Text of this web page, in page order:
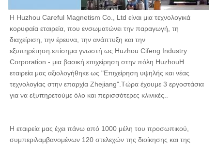
107 12 × 4 × 6 12±0.4 4±0.3
108 12 × 4 × 7 4±0.3
109 12×4,5×8 12±0.4 4.5±0.3
110 12×5×4.75 12±0.4 5±0.3
12x5x5.6 12±0.4 5±0.3
113 12 × 5 × 6.5 12±0.4 5±0.3
Η Huzhou Careful Magnetism Co., Ltd είναι μια τεχνολογικά
κορυφαία εταιρεία, που ενσωματώνει την παραγωγή, τη
διαχείριση, την έρευνα, την ανάπτυξη και την
εξυπηρέτηση.επίσημα γνωστή ως Huzhou Cifeng Industry
Corporation - μια βασική επιχείρηση στην πόλη HuzhouΗ
εταιρεία μας αξιολογήθηκε ως "Επιχείρηση υψηλής και νέας
τεχνολογίας στην επαρχία Zhejiang".Τώρα έχουμε 3 εργοστάσια
για να εξυπηρετούμε όλο και περισσότερες κλινικές..
Η εταιρεία μας έχει πάνω από 1000 μέλη του προσωπικού,
συμπεριλαμβανομένων 120 στελεχών της διοίκησης και της